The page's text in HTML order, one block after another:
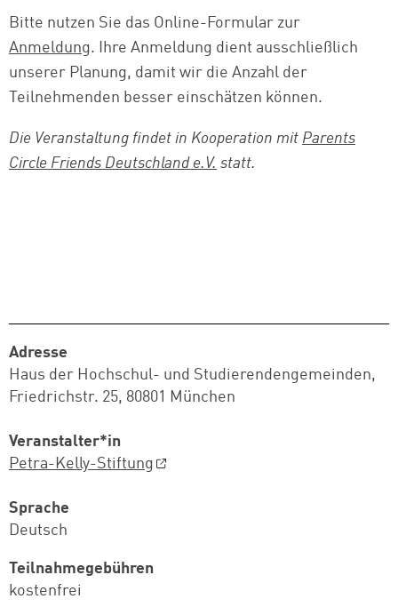
Bitte nutzen Sie das Online-Formular zur
Anmeldung. Ihre Anmeldung dient ausschließlich
unserer Planung, damit wir die Anzahl der
Teilnehmenden besser einschätzen können.
Die Veranstaltung findet in Kooperation mit Parents
Circle Friends Deutschland e.V. statt.
Adresse
Haus der Hochschul- und Studierendengemeinden,
Friedrichstr. 25, 80801 München
Veranstalter*in
Petra-Kelly-Stiftung
Sprache
Deutsch
Teilnahmegebühren
kostenfrei